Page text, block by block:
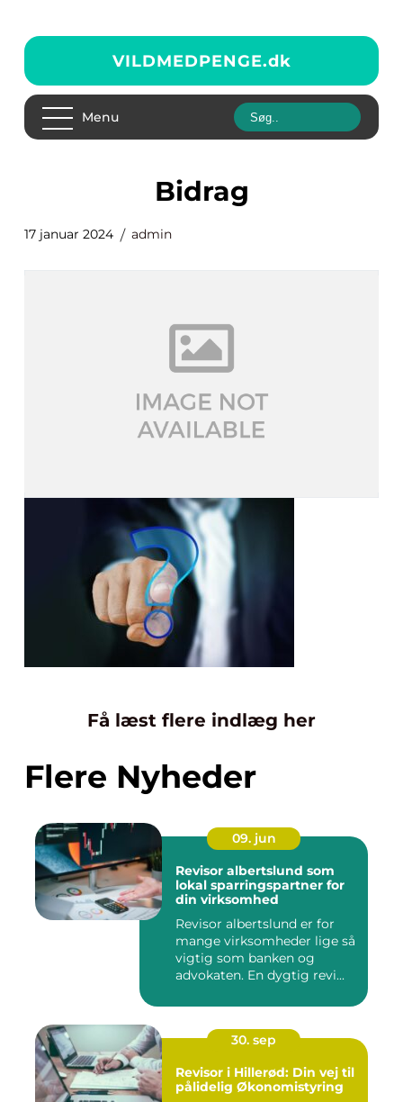
VILDMEDPENGE.dk
Menu
bidrag
17 januar 2024 admin
Få læst flere indlæg her
Flere Nyheder
09. jun
Revisor albertslund som
lokal sparringspartner for
din virksomhed
Revisor albertslund er for
mange virksomheder lige så
vigtig som banken og
advokaten. En dygtig revi...
30. sep
Revisor i Hillerød: Din vej til
pålidelig Økonomistyring